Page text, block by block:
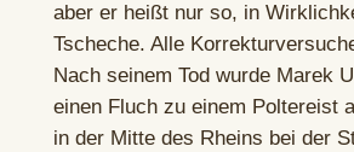
aber er heißt nur so, in
Tscheche. Alle
Nach seinem Tod wurde Marek
einen Fluch zu einem Poltereist
in der Mitte des Rheins bei der